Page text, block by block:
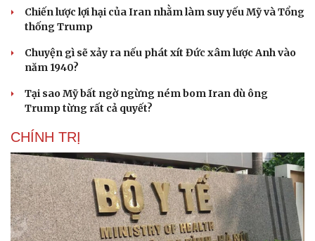
Chiến lược lợi hại của Iran nhằm làm suy yếu Mỹ và Tổng
thống Trump
Chuyện gì sẽ xảy ra nếu phát xít Đức xâm lược Anh vào
năm 1940?
Tại sao Mỹ bất ngờ ngừng ném bom Iran dù ông
Trump từng rất cả quyết?
CHÍNH TRỊ